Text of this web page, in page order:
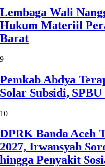
Lembaga Wali
Hukum Materiil
Barat
9
Pemkab Abdya
Solar Subsidi,
10
DPRK Banda Aceh
2027, Irwansyah
hingga Penyakit